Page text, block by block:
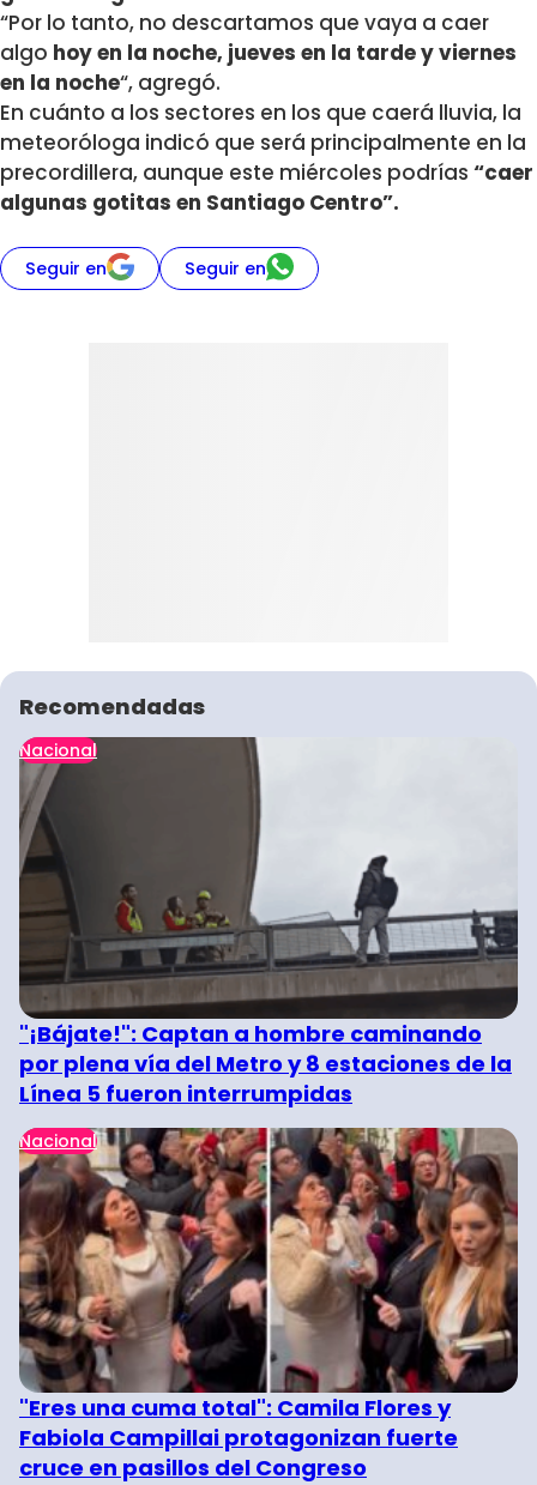
“Por lo tanto, no descartamos que vaya a caer
algo hoy en la noche, jueves en la tarde y viernes
en la noche“, agregó.
En cuánto a los sectores en los que caerá lluvia, la
meteoróloga indicó que será principalmente en la
precordillera, aunque este miércoles podrías “caer
algunas gotitas en Santiago Centro”.
Seguir en Seguir en
Recomendadas
Nacional
"¡Bájate!": Captan a hombre caminando
por plena vía del Metro y 8 estaciones de la
Línea 5 fueron interrumpidas
Nacional
"Eres una cuma total": Camila Flores y
Fabiola Campillai protagonizan fuerte
cruce en pasillos del Congreso